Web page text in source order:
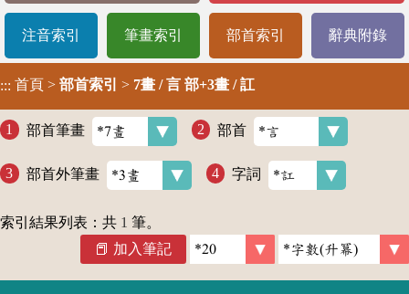
注音索引 筆畫索引 部首索引 辭典附錄
::: 首頁 > 部首索引 > 7畫 / 言 部+3畫 / 訌
部首筆畫 部首
部首外筆畫 字詞
索引結果列表：共 1 筆。
加入筆記